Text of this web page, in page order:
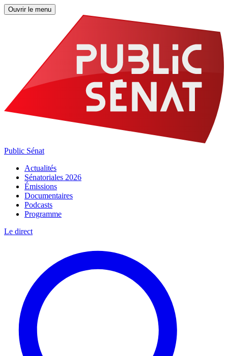
Ouvrir le menu
Public Sénat
Actualités
Sénatoriales 2026
Émissions
Documentaires
Podcasts
Programme
Le direct